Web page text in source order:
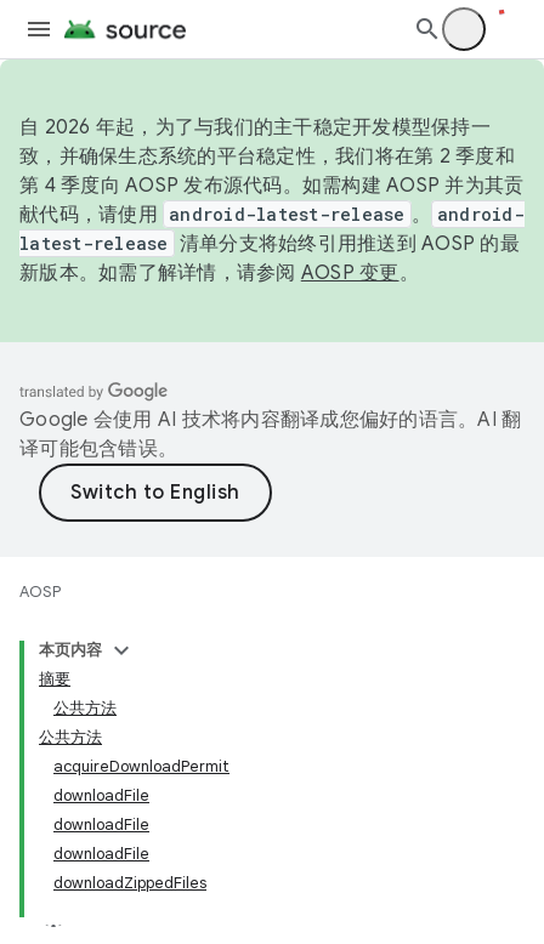
自 2026 年起，为了与我们的主干稳定开发模型保持一
致，并确保生态系统的平台稳定性，我们将在第 2 季度和
第 4 季度向 AOSP 发布源代码。如需构建 AOSP 并为其贡
献代码，请使用 android-latest-release 。
android-
latest-release 清单分支将始终引用推送到 AOSP 的最
新版本。如需了解详情，请参阅 AOSP 变更。
Google 会使用 AI 技术将内容翻译成您偏好的语言。AI 翻
译可能包含错误。
AOSP
本页内容
摘要
公共方法
公共方法
acquireDownloadPermit
downloadFile
downloadFile
downloadFile
downloadZippedFiles